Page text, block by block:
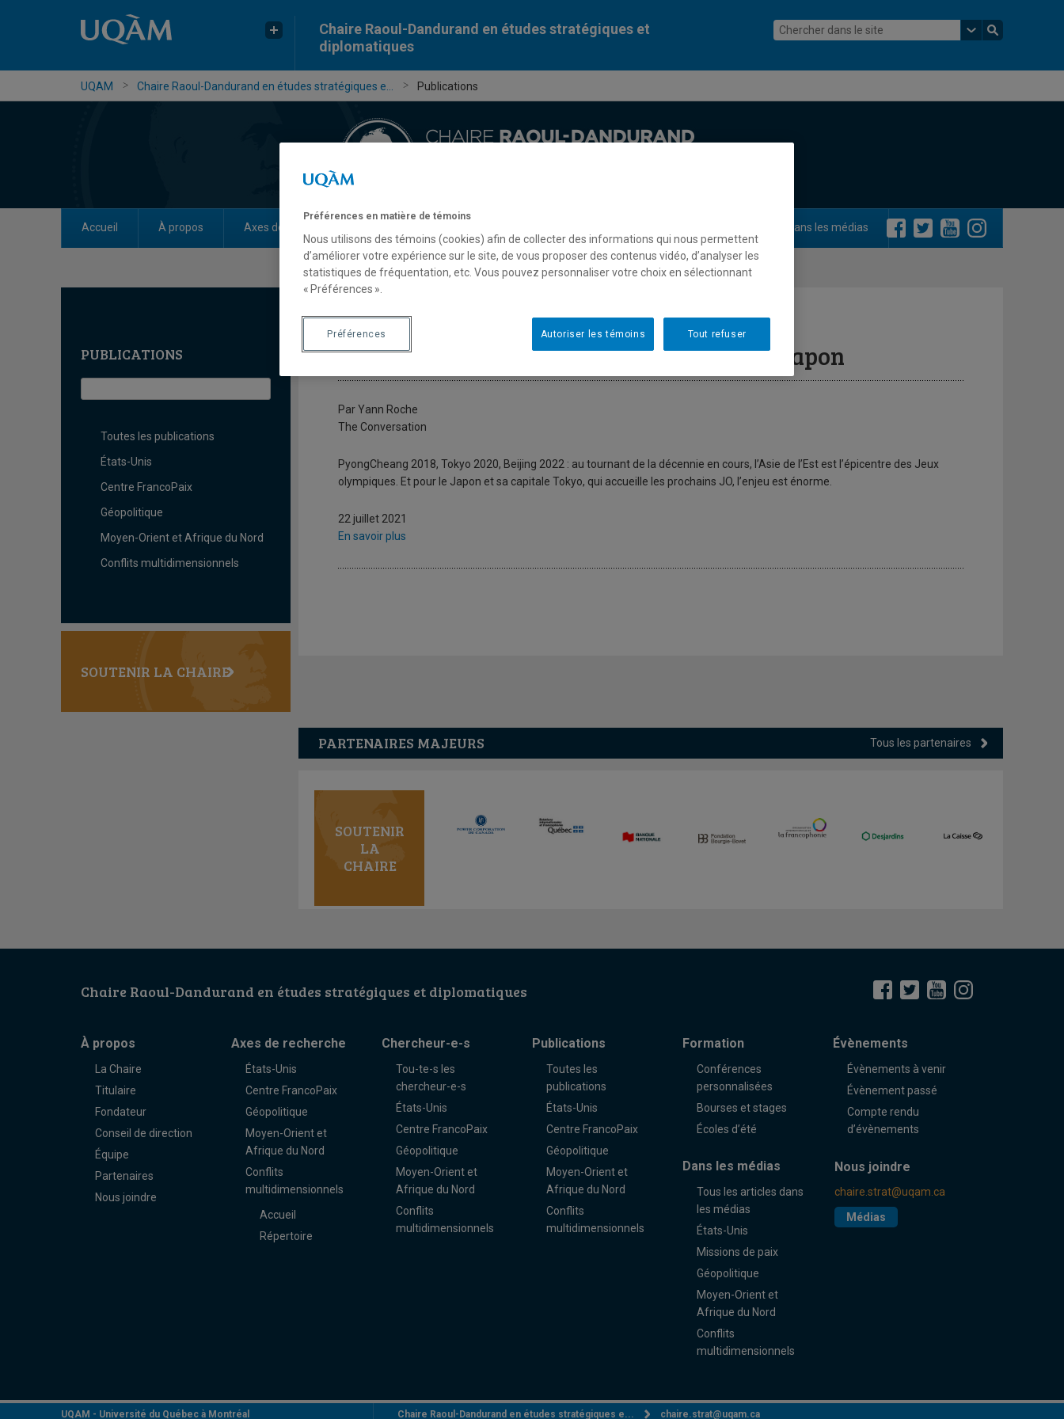
Chaire Raoul-Dandurand en études stratégiques et
diplomatiques
UQAM Chaire Raoul-Dandurand en études stratégiques e... Publications
Accueil À propos Axes de recherche Dans les médias
PUBLICATIONS
Toutes les publications
États-Unis
Centre FrancoPaix
Géopolitique
Moyen-Orient et Afrique du Nord
Conflits multidimensionnels
SOUTENIR LA CHAIRE
Tokyo 2020 : les Jeux de l’honneur pour le Japon
Par Yann Roche
The Conversation
PyongCheang 2018, Tokyo 2020, Beijing 2022 : au tournant de la décennie en cours, l’Asie de l’Est est l’épicentre des Jeux
olympiques. Et pour le Japon et sa capitale Tokyo, qui accueille les prochains JO, l’enjeu est énorme.
22 juillet 2021
En savoir plus
PARTENAIRES MAJEURS Tous les partenaires
SOUTENIR
LA
CHAIRE
Chaire Raoul-Dandurand en études stratégiques et diplomatiques
À propos
La Chaire
Titulaire
Fondateur
Conseil de direction
Équipe
Partenaires
Nous joindre
Axes de recherche
États-Unis
Centre FrancoPaix
Géopolitique
Moyen-Orient et
Afrique du Nord
Conflits
multidimensionnels
Accueil
Répertoire
Chercheur-e-s
Tou-te-s les
chercheur-e-s
États-Unis
Centre FrancoPaix
Géopolitique
Moyen-Orient et
Afrique du Nord
Conflits
multidimensionnels
Publications
Toutes les
publications
États-Unis
Centre FrancoPaix
Géopolitique
Moyen-Orient et
Afrique du Nord
Conflits
multidimensionnels
Formation
Conférences
personnalisées
Bourses et stages
Écoles d’été
Évènements
Évènements à venir
Évènement passé
Compte rendu
d’évènements
Dans les médias
Tous les articles dans
les médias
États-Unis
Missions de paix
Géopolitique
Moyen-Orient et
Afrique du Nord
Conflits
multidimensionnels
Nous joindre
chaire.strat@uqam.ca
Médias
UQAM - Université du Québec à Montréal Chaire Raoul-Dandurand en études stratégiques e... chaire.strat@uqam.ca
Préférences en matière de témoins
Nous utilisons des témoins (cookies) afin de collecter des informations qui nous permettent
d’améliorer votre expérience sur le site, de vous proposer des contenus vidéo, d’analyser les
statistiques de fréquentation, etc. Vous pouvez personnaliser votre choix en sélectionnant
« Préférences ».
Tout refuser
Autoriser les témoins
Préférences